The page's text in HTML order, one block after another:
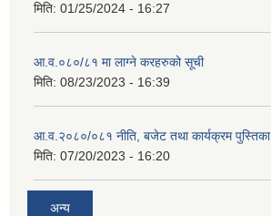
मिति: 01/25/2024 - 16:27
आ.व.०८०/८१ मा लाग्ने करहरुको सूची
मिति: 08/23/2023 - 16:39
आ.व.२०८०/०८१ नीति, बजेट तथा कार्यक्रम पुस्तिका
मिति: 07/20/2023 - 16:20
अन्य